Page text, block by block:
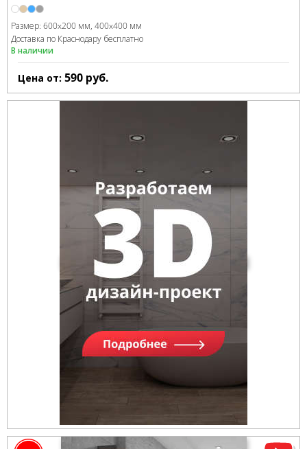
Размер: 600x200 мм 400x400 мм
Доставка по Краснодару бесплатно
В наличии
Цена от: 590 руб.